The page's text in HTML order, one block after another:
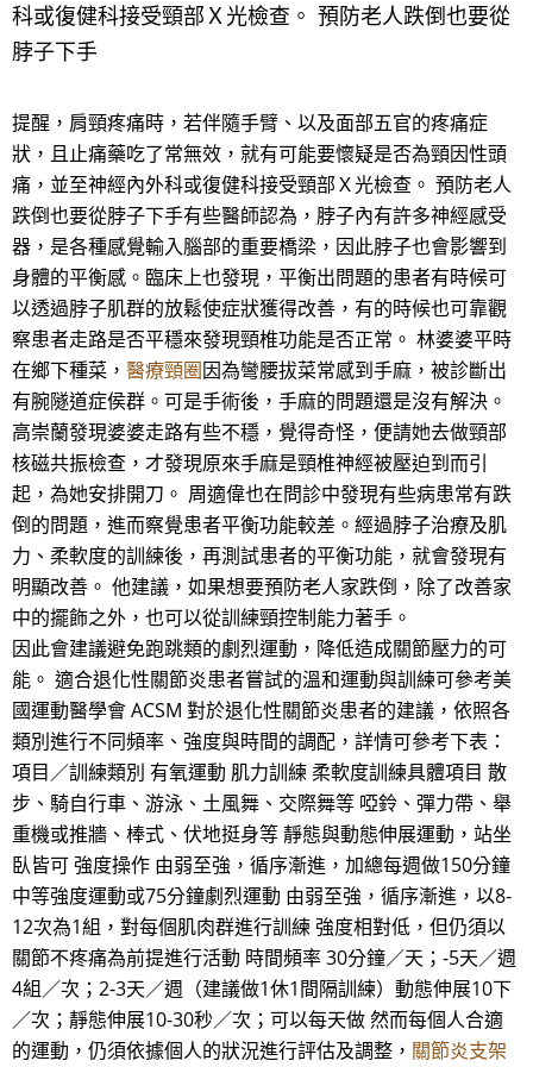
科或復健科接受頸部Ｘ光檢查。 預防老人跌倒也要從
脖子下手
提醒，肩頸疼痛時，若伴隨手臂、以及面部五官的疼痛症
狀，且止痛藥吃了常無效，就有可能要懷疑是否為頸因性頭
痛，並至神經內外科或復健科接受頸部Ｘ光檢查。 預防老人
跌倒也要從脖子下手有些醫師認為，脖子內有許多神經感受
器，是各種感覺輸入腦部的重要橋梁，因此脖子也會影響到
身體的平衡感。臨床上也發現，平衡出問題的患者有時候可
以透過脖子肌群的放鬆使症狀獲得改善，有的時候也可靠觀
察患者走路是否平穩來發現頸椎功能是否正常。 林婆婆平時
在鄉下種菜， 醫療頸圈因為彎腰拔菜常感到手麻，被診斷出
有腕隧道症侯群。可是手術後，手麻的問題還是沒有解決。
高崇蘭發現婆婆走路有些不穩，覺得奇怪，便請她去做頸部
核磁共振檢查，才發現原來手麻是頸椎神經被壓迫到而引
起，為她安排開刀。 周適偉也在問診中發現有些病患常有跌
倒的問題，進而察覺患者平衡功能較差。經過脖子治療及肌
力、柔軟度的訓練後，再測試患者的平衡功能，就會發現有
明顯改善。 他建議，如果想要預防老人家跌倒，除了改善家
中的擺飾之外，也可以從訓練頸控制能力著手。
因此會建議避免跑跳類的劇烈運動，降低造成關節壓力的可
能。 適合退化性關節炎患者嘗試的溫和運動與訓練可參考美
國運動醫學會 ACSM 對於退化性關節炎患者的建議，依照各
類別進行不同頻率、強度與時間的調配，詳情可參考下表：
項目／訓練類別 有氧運動 肌力訓練 柔軟度訓練具體項目 散
步、騎自行車、游泳、土風舞、交際舞等 啞鈴、彈力帶、舉
重機或推牆、棒式、伏地挺身等 靜態與動態伸展運動，站坐
臥皆可 強度操作 由弱至強，循序漸進，加總每週做150分鐘
中等強度運動或75分鐘劇烈運動 由弱至強，循序漸進，以8-
12次為1組，對每個肌肉群進行訓練 強度相對低，但仍須以
關節不疼痛為前提進行活動 時間頻率 30分鐘／天；-5天／週
4組／次；2-3天／週（建議做1休1間隔訓練）動態伸展10下
／次；靜態伸展10-30秒／次；可以每天做 然而每個人合適
的運動，仍須依據個人的狀況進行評估及調整， 關節炎支架